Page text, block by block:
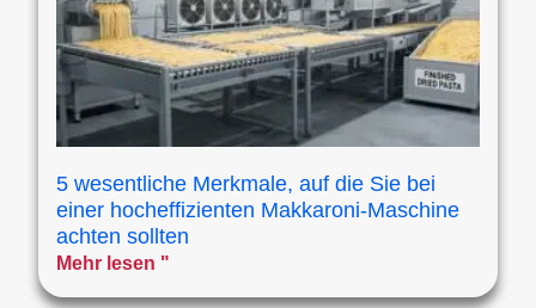
5 wesentliche Merkmale, auf die Sie bei
einer hocheffizienten Makkaroni-Maschine
achten sollten
Mehr lesen "